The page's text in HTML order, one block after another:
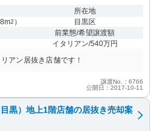
2 ）
所在地
目黒区
前業態/希望譲渡額
イタリアン/540万円
アン居抜き店舗です！
譲渡No.：6766
公開日：2017-10-11
黒）地上1階店舗の居抜き売却案